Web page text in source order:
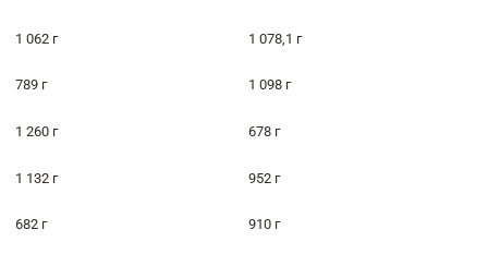
1 062 г 1 078,1 г
789 г 1 098 г
1 260 г 678 г
1 132 г 952 г
682 г 910 г